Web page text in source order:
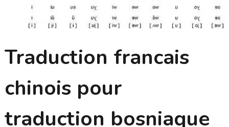
Traduction francais
chinois pour
traduction bosniaque